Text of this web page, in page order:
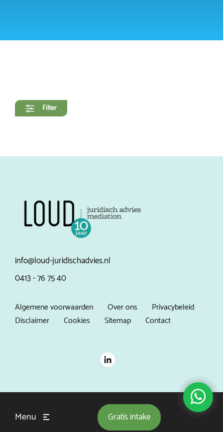
Menu Gratisintake
Filter
info@loud-juridischadvies.nl
0413 - 76 75 40
Algemene voorwaarden Over ons
Privacybeleid
Disclaimer
Cookies Sitemap Contact